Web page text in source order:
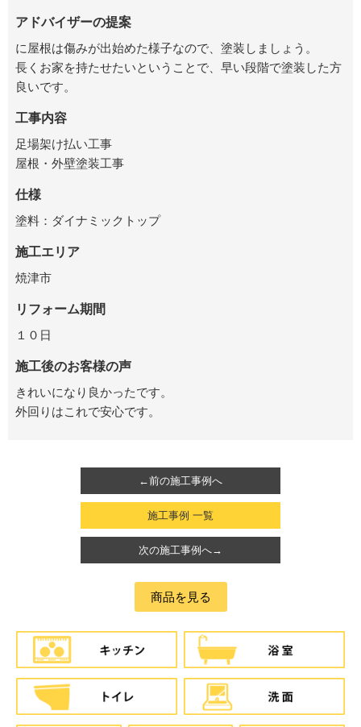
アドバイザーの提案
に屋根は傷みが出始めた様子なので、塗装しましょう。
長くお家を持たせたいということで、早い段階で塗装した方
良いです。
工事内容
足場架け払い工事
屋根・外壁塗装工事
仕様
塗料：ダイナミックトップ
施工エリア
焼津市
リフォーム期間
１０日
施工後のお客様の声
きれいになり良かったです。
外回りはこれで安心です。
←前の施工事例へ
施工事例 一覧
次の施工事例へ→
商品を見る